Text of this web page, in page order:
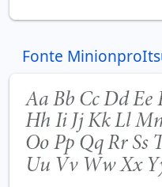
Fonte